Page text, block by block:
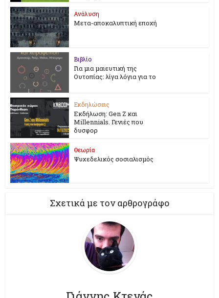
Ανάλυση
Μετα-αποκαλυπτική εποχή
Βιβλίο
Για μια μαιευτική της
Ουτοπίας: λίγα λόγια για το
Εκδηλώσεις
Εκδήλωση: Gen Z και
Millennials. Γενιές που
δυσφορ
Θεωρία
Ψυχεδελικός σοσιαλισμός
Σχετικά με τον αρθρογράφο